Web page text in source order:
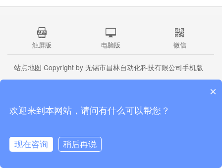
触屏版 电脑版 微信
站点地图 Copyright by 无锡市昌林自动化科技有限公司手机版
×
欢迎来到本网站，请问有什么可以帮您？
现在咨询 稍后再说